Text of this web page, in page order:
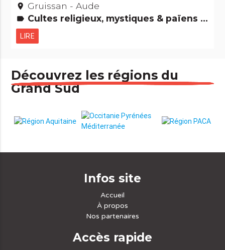
place Gruissan - Aude
label Cultes religieux, mystiques & païens Etonnant... non ?
LIRE
Découvrez les régions du
Grand Sud
Infos site
Accueil
À propos
Nos partenaires
Accès rapide